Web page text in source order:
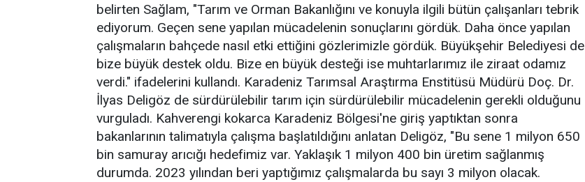
belirten Sağlam, "Tarım ve Orman Bakanlığını ve konuyla ilgili bütün çalışanları tebrik
ediyorum. Geçen sene yapılan mücadelenin sonuçlarını gördük. Daha önce yapılan
çalışmaların bahçede nasıl etki ettiğini gözlerimizle gördük. Büyükşehir Belediyesi de
bize büyük destek oldu. Bize en büyük desteği ise muhtarlarımız ile ziraat odamız
verdi." ifadelerini kullandı. Karadeniz Tarımsal Araştırma Enstitüsü Müdürü Doç. Dr.
İlyas Deligöz de sürdürülebilir tarım için sürdürülebilir mücadelenin gerekli olduğunu
vurguladı. Kahverengi kokarca Karadeniz Bölgesi'ne giriş yaptıktan sonra
bakanlarının talimatıyla çalışma başlatıldığını anlatan Deligöz, "Bu sene 1 milyon 650
bin samuray arıcığı hedefimiz var. Yaklaşık 1 milyon 400 bin üretim sağlanmış
durumda. 2023 yılından beri yaptığımız çalışmalarda bu sayı 3 milyon olacak.